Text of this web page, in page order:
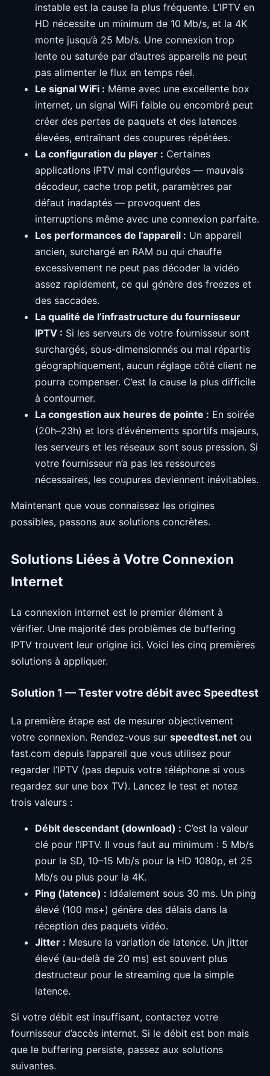
instable est la cause la plus fréquente. L’IPTV en
HD nécessite un minimum de 10 Mb/s, et la 4K
monte jusqu’à 25 Mb/s. Une connexion trop
lente ou saturée par d’autres appareils ne peut
pas alimenter le flux en temps réel.
Le signal WiFi : Même avec une excellente box
internet, un signal WiFi faible ou encombré peut
créer des pertes de paquets et des latences
élevées, entraînant des coupures répétées.
La configuration du player : Certaines
applications IPTV mal configurées — mauvais
décodeur, cache trop petit, paramètres par
défaut inadaptés — provoquent des
interruptions même avec une connexion parfaite.
Les performances de l’appareil : Un appareil
ancien, surchargé en RAM ou qui chauffe
excessivement ne peut pas décoder la vidéo
assez rapidement, ce qui génère des freezes et
des saccades.
La qualité de l’infrastructure du fournisseur
IPTV : Si les serveurs de votre fournisseur sont
surchargés, sous-dimensionnés ou mal répartis
géographiquement, aucun réglage côté client ne
pourra compenser. C’est la cause la plus difficile
à contourner.
La congestion aux heures de pointe : En soirée
(20h–23h) et lors d’événements sportifs majeurs,
les serveurs et les réseaux sont sous pression. Si
votre fournisseur n’a pas les ressources
nécessaires, les coupures deviennent inévitables.
Maintenant que vous connaissez les origines
possibles, passons aux solutions concrètes.
Solutions Liées à Votre Connexion
Internet
La connexion internet est le premier élément à
vérifier. Une majorité des problèmes de buffering
IPTV trouvent leur origine ici. Voici les cinq premières
solutions à appliquer.
Solution 1 — Tester votre débit avec Speedtest
La première étape est de mesurer objectivement
votre connexion. Rendez-vous sur speedtest.net ou
fast.com depuis l’appareil que vous utilisez pour
regarder l’IPTV (pas depuis votre téléphone si vous
regardez sur une box TV). Lancez le test et notez
trois valeurs :
Débit descendant (download) : C’est la valeur
clé pour l’IPTV. Il vous faut au minimum : 5 Mb/s
pour la SD, 10–15 Mb/s pour la HD 1080p, et 25
Mb/s ou plus pour la 4K.
Ping (latence) : Idéalement sous 30 ms. Un ping
élevé (100 ms+) génère des délais dans la
réception des paquets vidéo.
Jitter : Mesure la variation de latence. Un jitter
élevé (au-delà de 20 ms) est souvent plus
destructeur pour le streaming que la simple
latence.
Si votre débit est insuffisant, contactez votre
fournisseur d’accès internet. Si le débit est bon mais
que le buffering persiste, passez aux solutions
suivantes.